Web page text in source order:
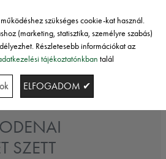
SZETT
szükséges cookie-kat használ.
(marketing, statisztika, személyre szabás)
Részletesebb információkat az
tájékoztatónkban talál
ELFOGADOM ✔